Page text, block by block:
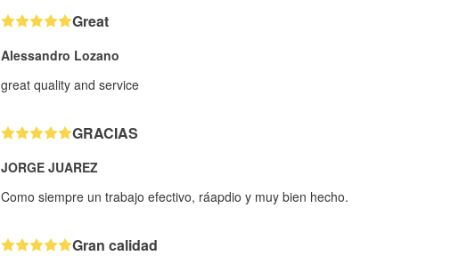
Great
Alessandro Lozano
great quality and service
GRACIAS
JORGE JUAREZ
Como siempre un trabajo efectivo, ráapdio y muy bien hecho.
Gran calidad